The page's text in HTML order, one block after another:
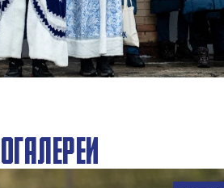
в Академии ПФК ЦСКА